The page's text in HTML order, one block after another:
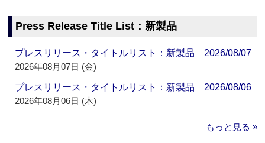
Press Release Title List：新製品
プレスリリース・タイトルリスト：新製品 2026/08/07
2026年08月07日 (金)
プレスリリース・タイトルリスト：新製品 2026/08/06
2026年08月06日 (木)
もっと見る »